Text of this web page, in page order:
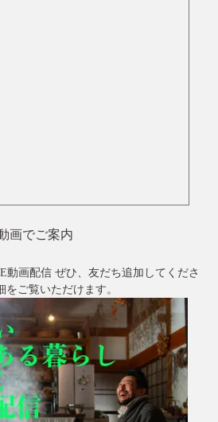
画でご案内
動画配信 ぜひ、友だち追加してくださ
ご覧いただけます。